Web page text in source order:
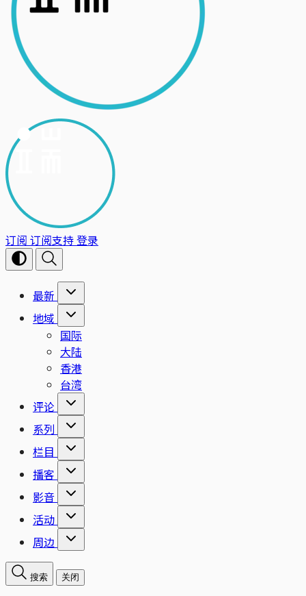
订阅 订阅支持登录
最新
地域
国际
大陆
香港
台湾
评论
系列
栏目
播客
影音
活动
周边
搜索 关闭